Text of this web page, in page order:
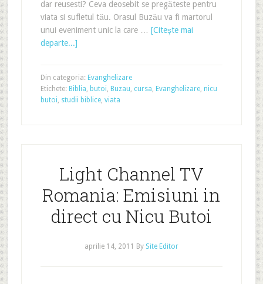
dar reusesti? Ceva deosebit se pregăteste pentru
viata si sufletul tău. Orasul Buzău va fi martorul
unui eveniment unic la care … [Citeşte mai
departe...]
Din categoria: Evanghelizare
Etichete: Biblia, butoi, Buzau, cursa, Evanghelizare, nicu
butoi, studii biblice, viata
Light Channel TV
Romania: Emisiuni in
direct cu Nicu Butoi
aprilie 14, 2011 By Site Editor